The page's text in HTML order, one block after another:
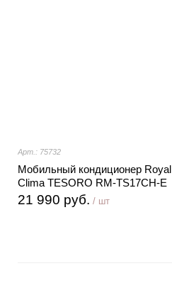
Арт.: 75732
Мобильный кондиционер Royal
Clima TESORO RM-TS17CH-E
21 990 руб. / шт